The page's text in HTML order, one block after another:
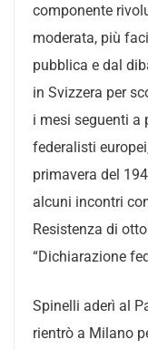
componente
moderata, più
pubblica e dal
in Svizzera per
i mesi seguenti a
federalisti
primavera del
alcuni incontri
Resistenza di
“Dichiarazione
Spinelli aderì al
rientrò a Milano